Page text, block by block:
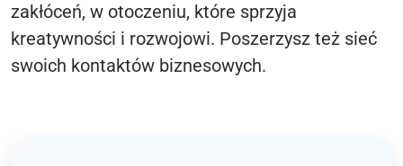
zakłóceń, w otoczeniu, które sprzyja
kreatywności i rozwojowi. Poszerzysz też sieć
swoich kontaktów biznesowych.